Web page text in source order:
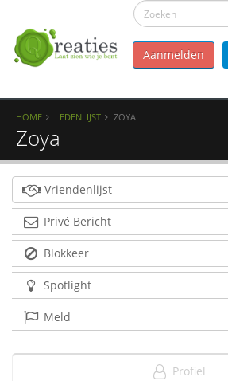
Aanmelden
HOME LEDENLIJST ZOYA
Zoya
Vriendenlijst
Privé Bericht
Blokkeer
Spotlight
Meld
Profiel